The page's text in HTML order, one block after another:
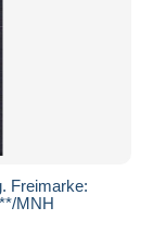
Freimarke:
MNH